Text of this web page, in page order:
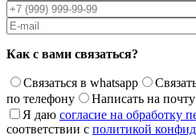
Как с вами связаться?
Связаться в whatsapp
по телефону
Написать на почту
Я даю согласие на обработку
соответствии с политикой